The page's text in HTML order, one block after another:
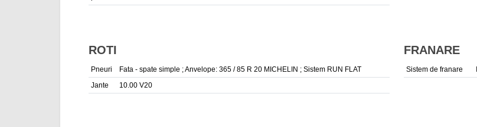
ROTI
Pneuri
Fata - spate simple ; Anvelope: 365 / 85 R 20 MICHELIN ; Sistem RUN FLAT
Jante
10.00 V20
FRANARE
Sistem de franare